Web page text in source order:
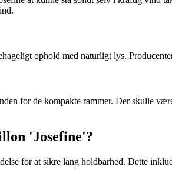
ophold med naturligt lys.
for de kompakte rammer. Der skulle
'Josefine'?
for at sikre lang holdbarhed. Dette